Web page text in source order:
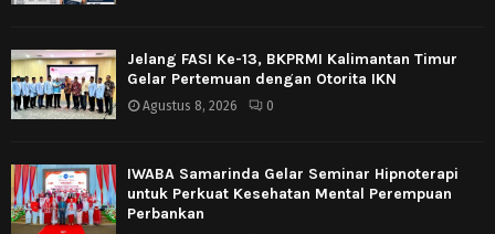
Jelang FASI Ke-13, BKPRMI Kalimantan Timur
Gelar Pertemuan dengan Otorita IKN
Agustus 8, 2026 0
IWABA Samarinda Gelar Seminar Hipnoterapi
untuk Perkuat Kesehatan Mental Perempuan
Perbankan